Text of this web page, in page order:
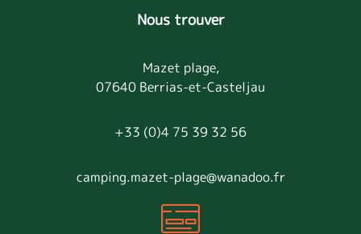
Nous trouver
Mazet plage,
07640 Berrias-et-Casteljau
+33 (0)4 75 39 32 56
camping.mazet-plage@wanadoo.fr